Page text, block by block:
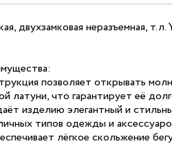
двухзамковая неразъемная,
позволяет открывать
латуни, что гарантирует её
изделию элегантный и
типов одежды и
лёгкое скольжение